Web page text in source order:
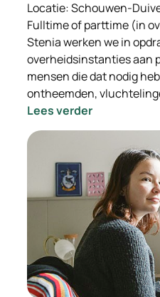
Locatie: Schouwen-
Fulltime of parttime (in
Stenia werken we in
overheidsinstanties aan
mensen die dat nodig
ontheemden,
Lees verder:
-
Wooncoach
Stenia